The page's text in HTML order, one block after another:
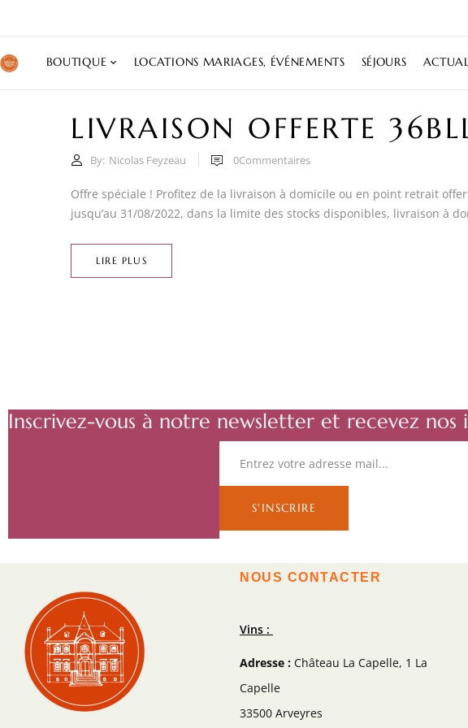
BOUTIQUE LOCATIONS MARIAGES, ÉVÉNEMENTS SÉJOURS
LIVRAISON OFFERTE
By: Nicolas Feyzeau 0Commentaires
Offre spéciale ! Profitez de la livraison à domicile ou en point retrait
jusqu’au 31/08/2022, dans la limite des stocks disponibles, livraison à
LIRE PLUS
Inscrivez-vous à notre newsletter et recevez nos
NOUS CONTACTER
Vins :
Adresse : Château La Capelle, 1 La
Capelle
33500 Arveyres